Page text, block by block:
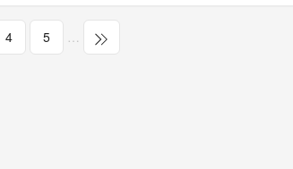
4 5 …